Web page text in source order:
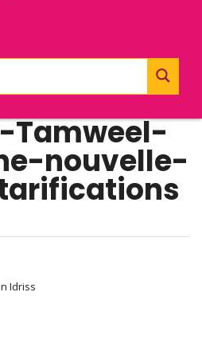
Tamweel-
nouvelle-
Idriss